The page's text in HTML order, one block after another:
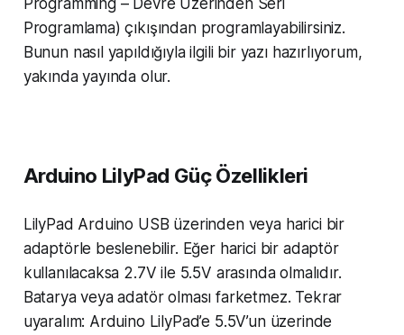
Programlama) çıkışından programlayabilirsiniz.
Bunun nasıl yapıldığıyla ilgili bir yazı hazırlıyorum,
yakında yayında olur.
Arduino LilyPad Güç Özellikleri
LilyPad Arduino USB üzerinden veya harici bir
adaptörle beslenebilir. Eğer harici bir adaptör
kullanılacaksa 2.7V ile 5.5V arasında olmalıdır.
Batarya veya adatör olması farketmez. Tekrar
uyaralım: Arduino LilyPad’e 5.5V’un üzerinde